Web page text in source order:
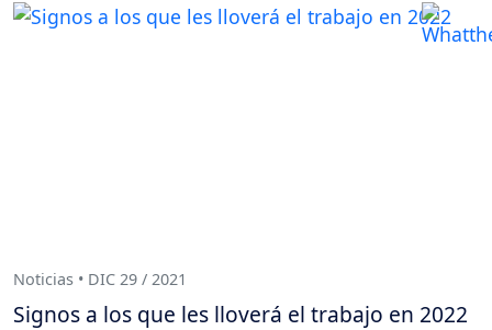
Noticias • DIC 29 / 2021
Signos a los que les lloverá el trabajo en 2022